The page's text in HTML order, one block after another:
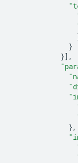
}
}],
},